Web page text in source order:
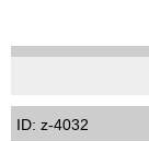
ID: z-4032